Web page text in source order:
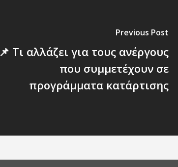
Previous Post
📌 Τι αλλάζει για τους ανέργους
που συμμετέχουν σε
προγράμματα κατάρτισης